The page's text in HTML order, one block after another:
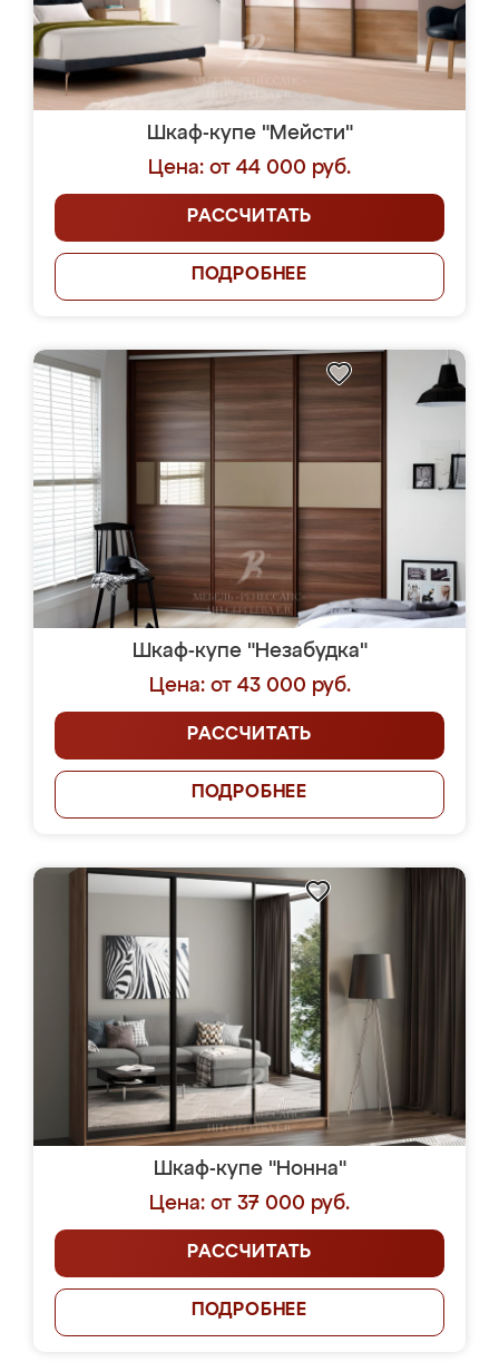
Шкаф-купе "Мейсти"
Цена: от 44 000 руб.
РАССЧИТАТЬ
ПОДРОБНЕЕ
Шкаф-купе "Незабудка"
Цена: от 43 000 руб.
РАССЧИТАТЬ
ПОДРОБНЕЕ
Шкаф-купе "Нонна"
Цена: от 37 000 руб.
РАССЧИТАТЬ
ПОДРОБНЕЕ